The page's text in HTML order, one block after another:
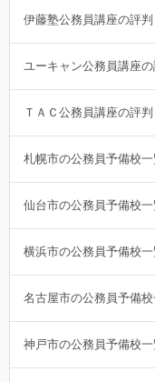
伊藤塾公務員講座の評
ユーキャン公務員講座
ＴＡＣ公務員講座の評
札幌市の公務員予備校
仙台市の公務員予備校
横浜市の公務員予備校
名古屋市の公務員予備
神戸市の公務員予備校